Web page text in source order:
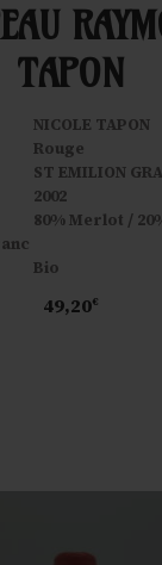
TAPON
NICOLE TAPON
Rouge
ST EMILION
2002
80% Merlot /
Bio
49,20€